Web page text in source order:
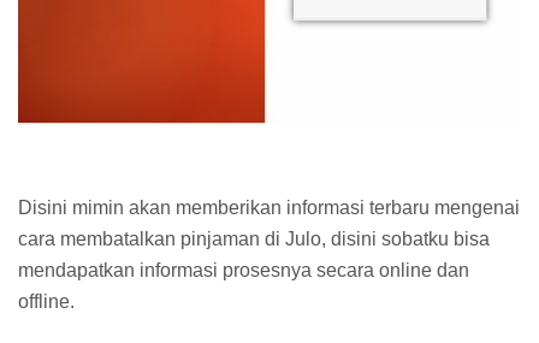
Disini mimin akan memberikan informasi terbaru mengenai
cara membatalkan pinjaman di Julo, disini sobatku bisa
mendapatkan informasi prosesnya secara online dan
offline.